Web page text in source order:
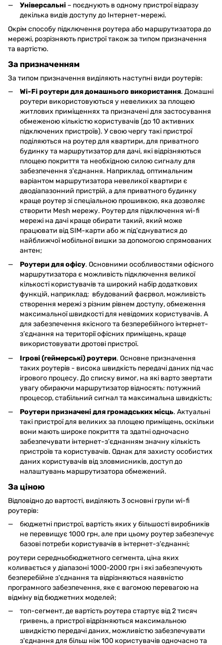
Універсальні – поєднують в одному пристрої відразу
декілька видів доступу до Інтернет-мережі.
Окрім способу підключення роутера або маршрутизатора до
мережі, розрізняють пристрої також за типом призначення
та вартістю.
За призначенням
За типом призначення виділяють наступні види роутерів:
Wi-Fi роутери для домашнього використання. Домашні
роутери використовуються у невеликих за площею
житлових приміщеннях та призначені для застосування
обмеженою кількістю користувачів (до 10 активних
підключених пристроїв). У свою чергу такі пристрої
поділяються на роутер для квартири, для приватного
будинку та маршрутизатор для дачі, які відрізняються
площею покриття та необхідною силою сигналу для
забезпечення з'єднання. Наприклад, оптимальним
варіантом маршрутизатора невеликої квартири є
дводіапазонний пристрій, а для приватного будинку
краще роутер зі спеціальною прошивкою, яка дозволяє
створити Mesh мережу. Роутер для підключення wi-fi
мережі на дачі краще обирати такий, який може
працювати від SIM-карти або ж під'єднуватися до
найближчої мобільної вишки за допомогою спрямованих
антен;
Роутери для офісу. Основними особливостями офісного
маршрутизатора є можливість підключення великої
кількості користувачів та широкий набір додаткових
функцій, наприклад: вбудований фаєрвол, можливість
створення мережі з різним рівнем доступу, обмеження
максимальної швидкості для невідомих користувачів. А
для забезпечення якісного та безперебійного інтернет-
з’єднання на території офісних приміщень, краще
використовувати дротові пристрої.
Ігрові (геймерські) роутери. Основне призначення
таких роутерів - висока швидкість передачі даних під час
ігрового процесу. До списку вимог, на які варто звертати
увагу обираючи маршрутизатор відносять: потужний
процесор, стабільний сигнал та максимальна швидкість;
Роутери призначені для громадських місць. Актуальні
такі пристрої для великих за площею приміщень, оскільки
вони мають широке покриття та здатні одночасно
забезпечувати інтернет-з’єднанням значну кількість
пристроїв та користувачів. Однак для захисту особистих
даних користувачів від зловмисників, доступ до
налаштувань маршрутизатора обмежений.
За ціною
Відповідно до вартості, виділяють 3 основні групи wi-fi
роутерів:
бюджетні пристрої, вартість яких у більшості виробників
не перевищує 1000 грн, але при цьому роутер забезпечує
базові потреби користувачів в інтернет-з’єднанні;
роутери середньобюджетного сегмента, ціна яких
коливається у діапазоні 1000-2000 грн і які забезпечують
безперебійне з'єднання та відрізняються наявністю
програмного забезпечення, яке є вагомою перевагою на
відміну від бюджетних моделей;
топ-сегмент, де вартість роутера стартує від 2 тисяч
гривень, а пристрої відрізняються максимальною
швидкістю передачі даних, можливістю забезпечувати
з'єднання для більш ніж 100 користувачів одночасно та